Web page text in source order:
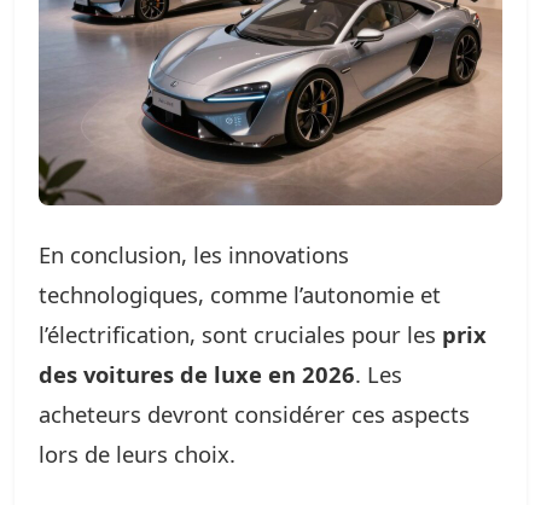
En conclusion, les innovations
technologiques, comme l’autonomie et
l’électrification, sont cruciales pour les prix
des voitures de luxe en 2026. Les
acheteurs devront considérer ces aspects
lors de leurs choix.